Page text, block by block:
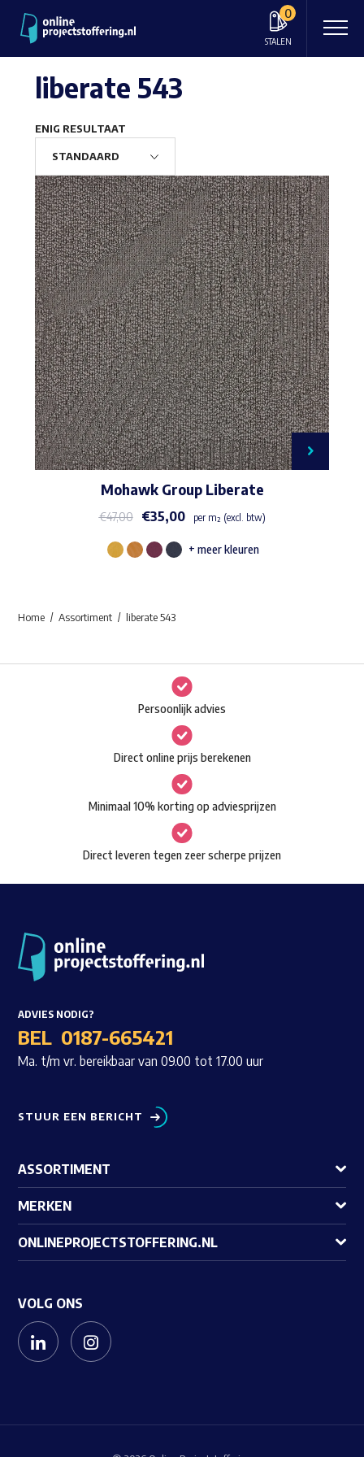
0
STALEN
Waar ben je naar op zoek?
liberate 543
ENIG RESULTAAT
Mohawk Group Liberate
€47,00 €35,00 per m² (excl. btw)
Dit
Deze
optie
kan
gekozen
worden
op
de
productpagina
+ meer kleuren
Home Assortiment liberate 543
Persoonlijk advies
Direct online prijs berekenen
Minimaal 10% korting op adviesprijzen
Direct leveren tegen zeer scherpe prijzen
ADVIES NODIG?
BEL 0187-665421
Ma. t/m vr. bereikbaar van 09.00 tot 17.00 uur
STUUR EEN BERICHT
ASSORTIMENT
MERKEN
ONLINEPROJECTSTOFFERING.NL
VOLG ONS